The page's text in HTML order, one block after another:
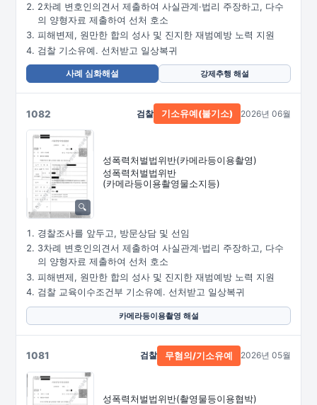
2차례 변호인의견서 제출하여 사실관계·법리 주장하고, 다수
의 양형자료 제출하여 선처 호소
피해변제, 원만한 합의 성사 및 진지한 재범예방 노력 지원
검찰 기소유예. 선처받고 일상복귀
사례 심화해설 강제추행 해설
1082
성폭력처벌법위반(카메라등이용촬영)
성폭력처벌법위반
(카메라등이용촬영물소지등)
검찰 기소유예(불기소) 2026년 06월
경찰조사를 앞두고, 방문상담 및 선임
3차례 변호인의견서 제출하여 사실관계·법리 주장하고, 다수
의 양형자료 제출하여 선처 호소
피해변제, 원만한 합의 성사 및 진지한 재범예방 노력 지원
검찰 교육이수조건부 기소유예. 선처받고 일상복귀
카메라등이용촬영 해설
1081
성폭력처벌법위반(촬영물등이용협박)
검찰 무혐의/기소유예 2026년 05월